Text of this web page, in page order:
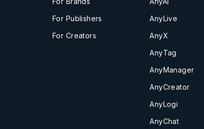
For Publishers
For Creators
AnyLive
AnyX
AnyTag
AnyManager
AnyCreator
AnyLogi
AnyChat